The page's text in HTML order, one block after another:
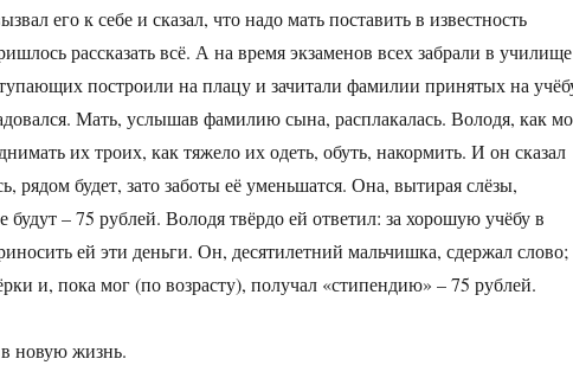
его к себе и сказал, что надо мать поставить в известность
рассказать всё. А на время экзаменов всех забрали в
построили на плацу и зачитали фамилии принятых на
Мать, услышав фамилию сына, расплакалась. Володя, как
их троих, как тяжело их одеть, обуть, накормить. И он сказал
рядом будет, зато заботы её уменьшатся. Она, вытирая слёзы,
– 75 рублей. Володя твёрдо ей ответил: за хорошую учёбу в
ей эти деньги. Он, десятилетний мальчишка, сдержал слово;
и, пока мог (по возрасту), получал «стипендию» – 75 рублей.
новую жизнь.